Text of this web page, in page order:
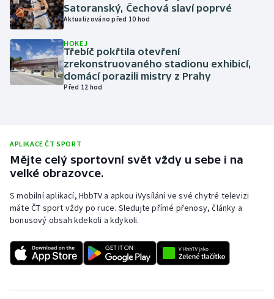
Olympijské hry
Parasport
Plavání
Rychlobruslení
Rychlostní kanoistika
Short track
Sportovní střelba
Satoranský, Čechová slaví poprvé
Aktualizováno před 10 hod
HOKEJ
Třebíč pokřtila otevření
zrekonstruovaného stadionu exhibicí,
domácí porazili mistry z Prahy
Před 12 hod
APLIKACE ČT SPORT
Mějte celý sportovní svět vždy u sebe i na
velké obrazovce.
S mobilní aplikací, HbbTV a apkou iVysílání ve své chytré televizi
máte ČT sport vždy po ruce. Sledujte přímé přenosy, články a
bonusový obsah kdekoli a kdykoli.